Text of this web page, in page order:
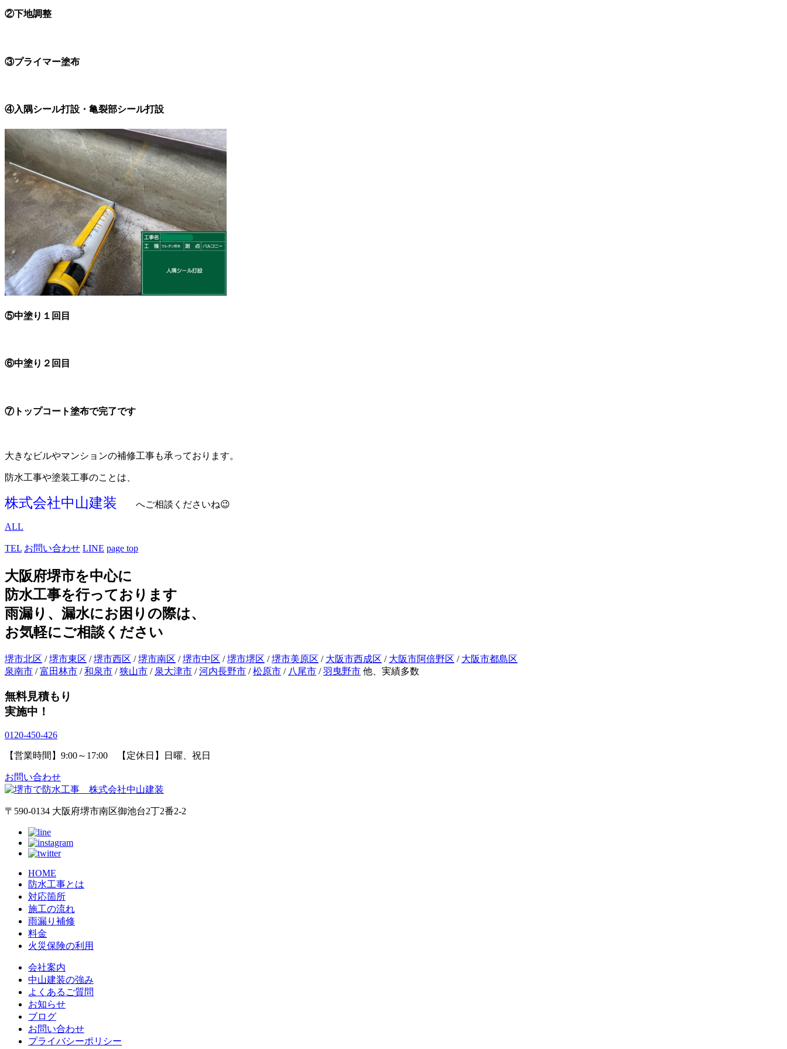
②下地調整
③プライマー塗布
④入隅シール打設・亀裂部シール打設
⑤中塗り１回目
⑥中塗り２回目
⑦トップコート塗布で完了です
大きなビルやマンションの補修工事も承っております。
防水工事や塗装工事のことは、
株式会社中山建装 へご相談くださいね😉
ALL
TEL お問い合わせ LINE page top
大阪府堺市を中心に
防水工事を行っております
雨漏り、漏水にお困りの際は、
お気軽にご相談ください
堺市北区 /堺市東区 /堺市西区 /堺市南区 /堺市中区 /堺市堺区 /堺市美原区 / 大阪市西成区 / 大阪市阿倍野区 / 大阪市都島区
泉南市 /富田林市 /和泉市 /狭山市 / 泉大津市 /河内長野市 /松原市 / 八尾市 /羽曳野市 他、実績多数
無料見積もり
実施中！
0120-450-426
【営業時間】9:00～17:00 【定休日】日曜、祝日
お問い合わせ
〒590-0134 大阪府堺市南区御池台2丁2番2-2
HOME
防水工事とは
対応箇所
施工の流れ
雨漏り補修
料金
火災保険の利用
会社案内
中山建装の強み
よくあるご質問
お知らせ
ブログ
お問い合わせ
プライバシーポリシー